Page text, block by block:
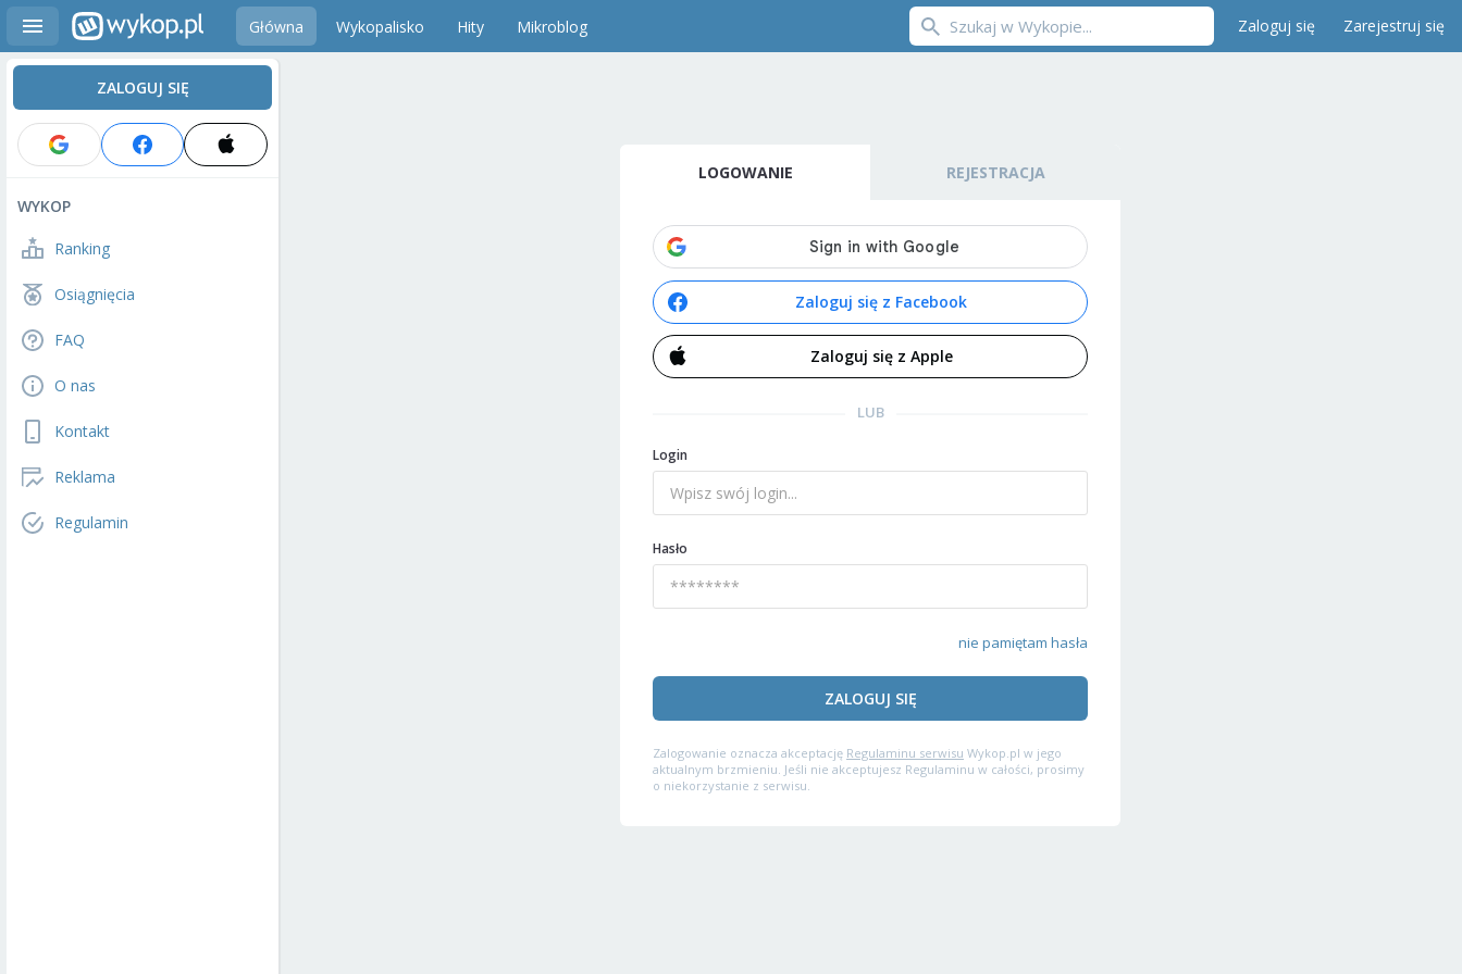
Główna Wykopalisko Hity Mikroblog Zaloguj się Zarejestruj się
ZALOGUJ SIĘ
WYKOP
Ranking
Osiągnięcia
FAQ
O nas
Kontakt
Reklama
Regulamin
LOGOWANIE REJESTRACJA
Zaloguj się z Facebook
Zaloguj się z Apple
LUB
Login
Hasło
nie pamiętam hasła
ZALOGUJ SIĘ
Zalogowanie oznacza akceptację Regulaminu serwisu Wykop.pl w jego
aktualnym brzmieniu. Jeśli nie akceptujesz Regulaminu w całości, prosimy
o niekorzystanie z serwisu.